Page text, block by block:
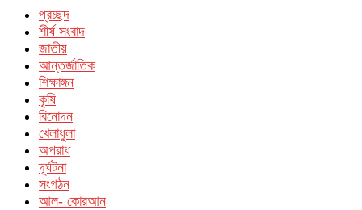
প্রচ্ছদ
শীর্ষ সংবাদ
জাতীয়
আন্তর্জাতিক
শিক্ষাঙ্গন
কৃষি
বিনোদন
খেলাধুলা
অপরাধ
দূর্ঘটনা
সংগঠন
আল- কোরআন